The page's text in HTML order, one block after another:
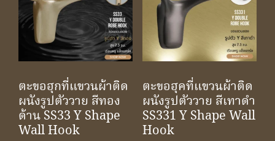
ตะขอฮุกที่แขวนผ้าติด
ผนังรูปตัววาย สีทอง
ด้าน SS33 Y Shape
Wall Hook
ตะขอฮุคที่แขวนผ้าติด
ผนังรูปตัววาย สีเทาดำ
SS331 Y Shape Wall
Hook